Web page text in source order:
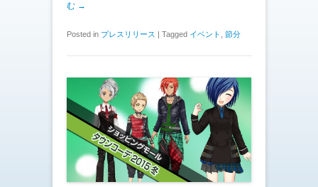
む →
Posted in プレスリリース | Tagged イベント 節分